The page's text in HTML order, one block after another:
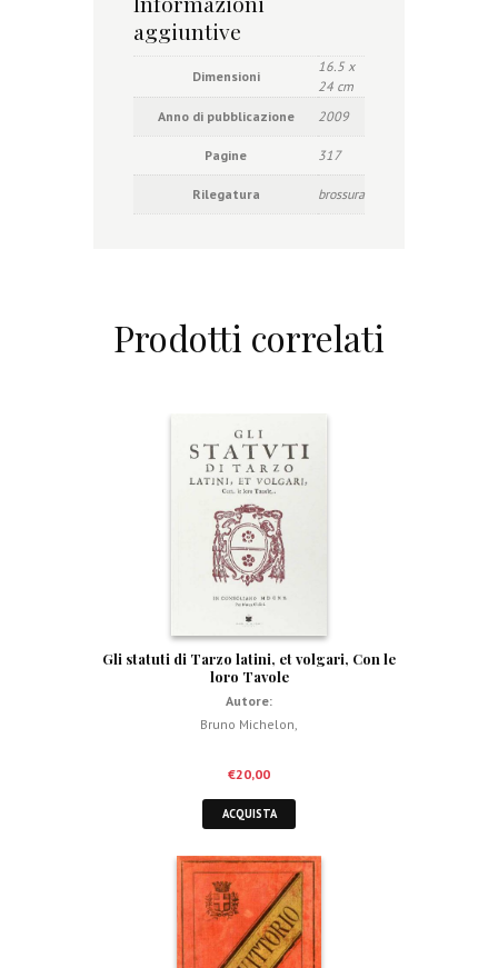
aggiuntive
Dimensioni
16.5 x
24 cm
Anno di pubblicazione
2009
Pagine 317
Rilegatura brossura
Prodotti correlati
Gli statuti di Tarzo latini, et volgari, Con le
loro Tavole
Autore:
Bruno Michelon,
€20,00
ACQUISTA